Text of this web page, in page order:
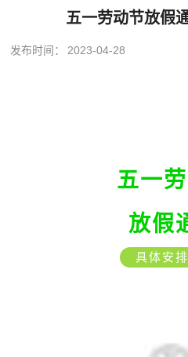
五一劳动节放假
发布时间： 2023-04-28
五一
放假
具体安